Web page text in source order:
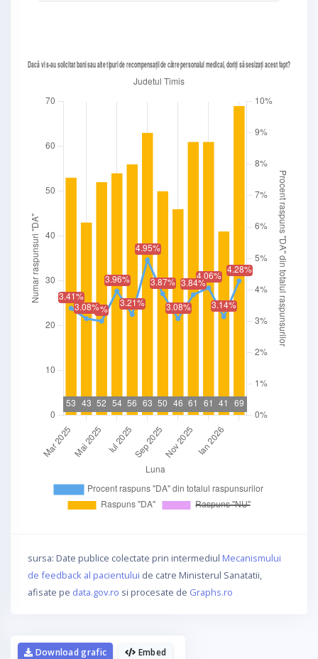
sursa: Date publice colectate prin intermediul Mecanismului
de feedback al pacientului de catre Ministerul Sanatatii,
afisate pe data.gov.ro si procesate de Graphs.ro
Embed
Download grafic